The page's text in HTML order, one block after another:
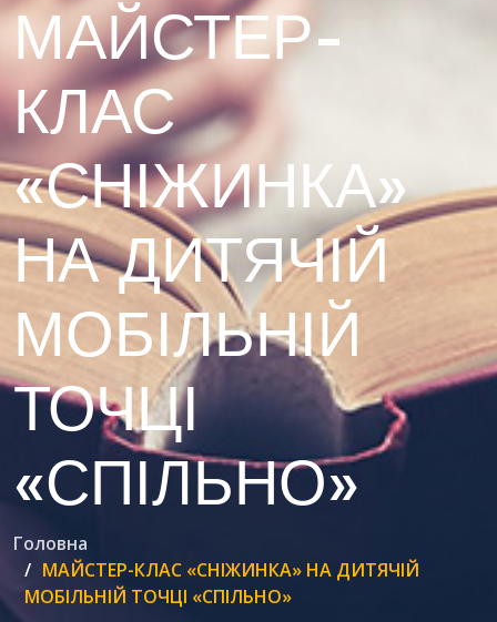
МАЙСТЕР-
КЛАС
«СНІЖИНКА»
НА ДИТЯЧІЙ
МОБІЛЬНІЙ
ТОЧЦІ
«СПІЛЬНО»
Головна
МАЙСТЕР-КЛАС «СНІЖИНКА» НА ДИТЯЧІЙ
МОБІЛЬНІЙ ТОЧЦІ «СПІЛЬНО»